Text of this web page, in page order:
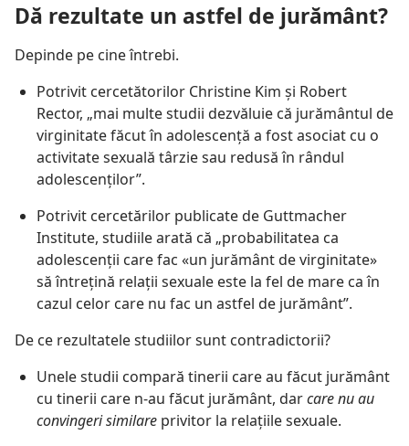
Dă rezultate un astfel de jurământ?
Depinde pe cine întrebi.
Potrivit cercetătorilor Christine Kim și Robert
Rector, „mai multe studii dezvăluie că jurământul de
virginitate făcut în adolescență a fost asociat cu o
activitate sexuală târzie sau redusă în rândul
adolescenților”.
Potrivit cercetărilor publicate de Guttmacher
Institute, studiile arată că „probabilitatea ca
adolescenții care fac «un jurământ de virginitate»
să întrețină relații sexuale este la fel de mare ca în
cazul celor care nu fac un astfel de jurământ”.
De ce rezultatele studiilor sunt contradictorii?
Unele studii compară tinerii care au făcut jurământ
cu tinerii care n-au făcut jurământ, darcare nu au
convingeri similare privitor la relațiile sexuale.